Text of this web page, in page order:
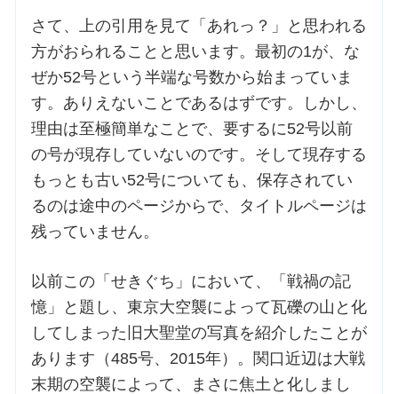
さて、上の引用を見て「あれっ？」と思われる
方がおられることと思います。最初の1が、な
ぜか52号という半端な号数から始まっていま
す。ありえないことであるはずです。しかし、
理由は至極簡単なことで、要するに52号以前
の号が現存していないのです。そして現存する
もっとも古い52号についても、保存されてい
るのは途中のページからで、タイトルページは
残っていません。
以前この「せきぐち」において、「戦禍の記
憶」と題し、東京大空襲によって瓦礫の山と化
してしまった旧大聖堂の写真を紹介したことが
あります（485号、2015年）。関口近辺は大戦
末期の空襲によって、まさに焦土と化しまし